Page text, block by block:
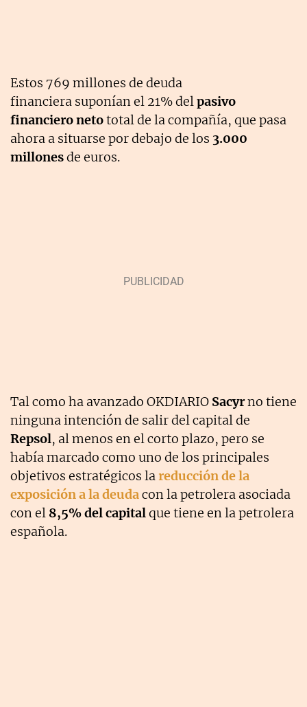
Estos 769 millones de deuda
financiera suponían el 21% delpasivo
financiero netototal de la compañía, que pasa
ahora a situarse por debajo de los 3.000
millonesde euros.
Tal como ha avanzado OKDIARIO Sacyrno tiene
ninguna intención de salir del capital de
Repsol, al menos en el corto plazo, pero se
había marcado como uno de los principales
objetivos estratégicos lareducción de la
exposición a la deudacon la petrolera asociada
con el 8,5% del capitalque tiene en la petrolera
española.